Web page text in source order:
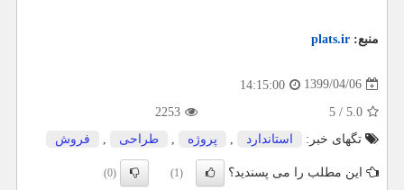
منبع: plats.ir
1399/04/06
14:15:00
5.0
/
5
2253
تگهای خبر:
استاندارد پروژه طراحی فروش
این مطلب را می پسندید؟ (1)
(0)